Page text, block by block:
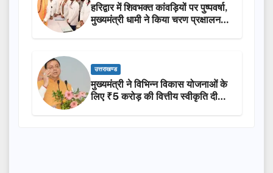
हरिद्वार में शिवभक्त कांवड़ियों पर पुष्पवर्षा,
मुख्यमंत्री धामी ने किया चरण प्रक्षालन…
उत्तराखण्ड
मुख्यमंत्री ने विभिन्न विकास योजनाओं के
लिए ₹5 करोड़ की वित्तीय स्वीकृति दी…